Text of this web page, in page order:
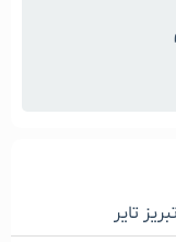
تایر